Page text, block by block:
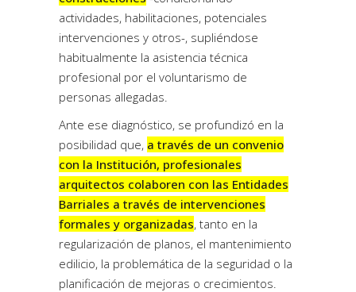
actividades, habilitaciones, potenciales
intervenciones y otros-, supliéndose
habitualmente la asistencia técnica
profesional por el voluntarismo de
personas allegadas.
Ante ese diagnóstico, se profundizó en la
posibilidad que, a través de un convenio
con la Institución, profesionales
arquitectos colaboren con las Entidades
Barriales a través de intervenciones
formales y organizadas, tanto en la
regularización de planos, el mantenimiento
edilicio, la problemática de la seguridad o la
planificación de mejoras o crecimientos.